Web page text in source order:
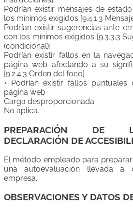
Podrían existir mensajes de
los mínimos exigidos [9.4.1.3
Podrían existir sugerencias ante
con los mínimos exigidos [9.3.3.3
(condicional)]
Podrían existir fallos en la
página web afectando a su
[9.2.4.3 Orden del foco]
• Podrían existir fallos
página web
Carga desproporcionada
No aplica.
PREPARACIÓN DE
DECLARACIÓN DE
El método empleado para
una autoevaluación llevada
empresa.
OBSERVACIONES Y DATOS